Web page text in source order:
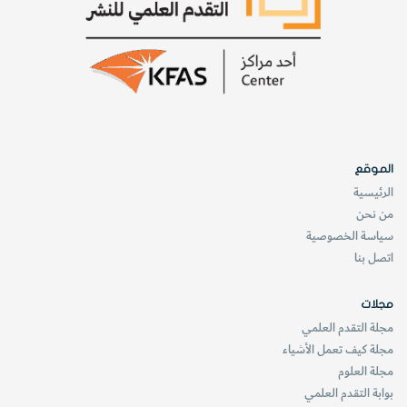
عالمي. صيادون ومزارعون في آسيا وجميع إفريقيا مقتنعون
بأن الحدائق تحد من أكلهم ودخلهم. مزارعو الولايات المتحدة
وخشّابوها غاضبون لفقدهم حقوقهم المائية أو أعمالهم
بسبب سمك السلمون أو البوم المنقط.
الموقع
الرئيسية
من نحن
سياسة الخصوصية
اتصل بنا
مجلات
مجلة التقدم العلمي
مجلة كيف تعمل الأشياء
مجلة العلوم
بوابة التقدم العلمي